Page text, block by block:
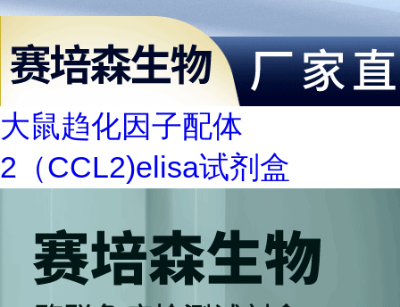
大鼠趋化因子配体
2（CCL2)elisa试剂盒